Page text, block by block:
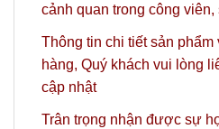
cảnh quan trong công
Thông tin chi tiết sản
hàng, Quý khách vui lòng
cập nhật
Trân trọng nhận được sự